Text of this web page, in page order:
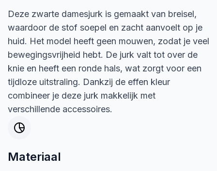
Deze zwarte damesjurk is gemaakt van breisel,
waardoor de stof soepel en zacht aanvoelt op je
huid. Het model heeft geen mouwen, zodat je veel
bewegingsvrijheid hebt. De jurk valt tot over de
knie en heeft een ronde hals, wat zorgt voor een
tijdloze uitstraling. Dankzij de effen kleur
combineer je deze jurk makkelijk met
verschillende accessoires.
Materiaal